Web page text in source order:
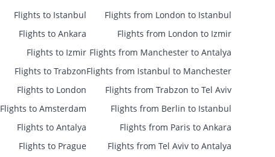
Flights from London to Istanbul
Flights from London to Izmir
Flights from Manchester to Antalya
Flights from Istanbul to Manchester
Flights from Trabzon to Tel Aviv
Flights from Berlin to Istanbul
Flights from Paris to Ankara
Flights from Tel Aviv to Antalya
Flights to Istanbul
Flights to Ankara
Flights to Izmir
Flights to Trabzon
Flights to London
Flights to Amsterdam
Flights to Antalya
Flights to Prague